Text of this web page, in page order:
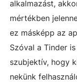
alkalmazást,
mértékben
ez másképp az
Szóval a Tinder
szubjektív, hogy
nekünk